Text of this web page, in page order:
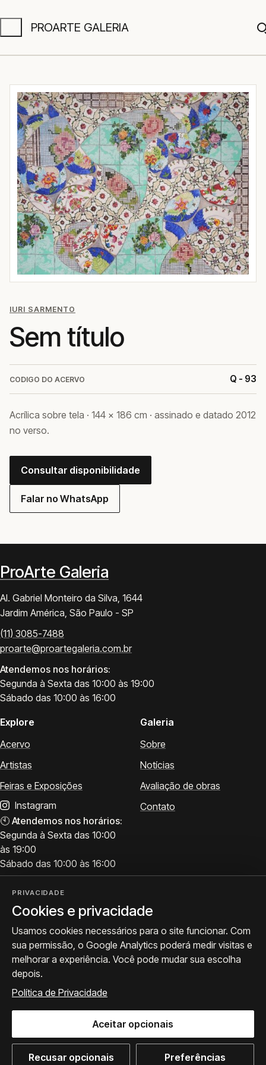
PROARTE GALERIA
IURI SARMENTO
Sem título
CODIGO DO ACERVO Q - 93
Acrílica sobre tela · 144 × 186 cm · assinado e datado 2012
no verso.
Consultar disponibilidade
Falar no WhatsApp
ProArte Galeria
Al. Gabriel Monteiro da Silva, 1644
Jardim América, São Paulo - SP
(11) 3085-7488
proarte@proartegaleria.com.br
Atendemos nos horários:
Segunda à Sexta das 10:00 às 19:00
Sábado das 10:00 às 16:00
Explore
Acervo
Artistas
Feiras e Exposições
Instagram
🕙 Atendemos nos horários:
Segunda à Sexta das 10:00
às 19:00
Sábado das 10:00 às 16:00
Galeria
Sobre
Notícias
Avaliação de obras
Contato
Visite
Atendimento para acervo,
avaliações e visitas.
Como chegar
Siga a ProArte
Exposições, obras e
bastidores.
© 2026 ProArte Galeria -Desenvolvido por Curavium·Política de Privacidade·
Preferências de cookies
PRIVACIDADE
Cookies e privacidade
Usamos cookies necessários para o site funcionar. Com
sua permissão, o Google Analytics poderá medir visitas e
melhorar a experiência. Você pode mudar sua escolha
depois.
Política de Privacidade
Recusar opcionais Preferências
Aceitar opcionais
WhatsApp